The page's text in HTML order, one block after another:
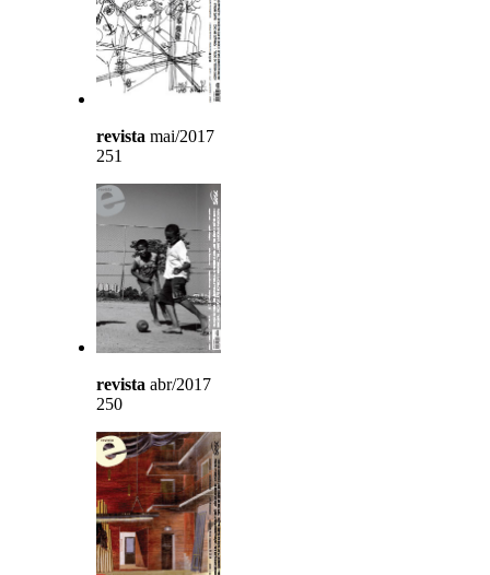
revista mai/2017
251
revista abr/2017
250